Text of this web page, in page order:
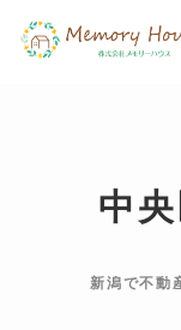
中
新潟で不動